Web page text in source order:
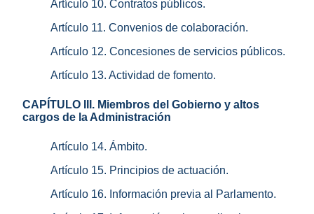
Artículo 10. Contratos públicos.
Artículo 11. Convenios de colaboración.
Artículo 12. Concesiones de servicios públicos.
Artículo 13. Actividad de fomento.
CAPÍTULO III. Miembros del Gobierno y altos
cargos de la Administración
Artículo 14. Ámbito.
Artículo 15. Principios de actuación.
Artículo 16. Información previa al Parlamento.